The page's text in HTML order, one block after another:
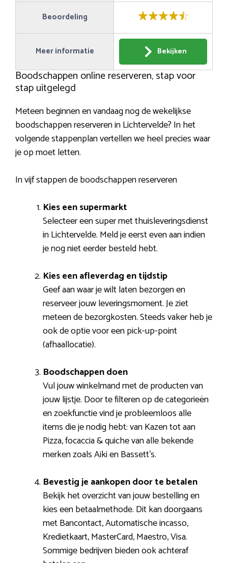
Beoordeling
Meer informatie Bekijken
Boodschappen online reserveren, stap voor
stap uitgelegd
Meteen beginnen en vandaag nog de wekelijkse
boodschappen reserveren in Lichtervelde? In het
volgende stappenplan vertellen we heel precies waar
je op moet letten.
In vijf stappen de boodschappen reserveren
Kies een supermarkt
Selecteer een super met thuisleveringsdienst
in Lichtervelde. Meld je eerst even aan indien
je nog niet eerder besteld hebt.
Kies een afleverdag en tijdstip
Geef aan waar je wilt laten bezorgen en
reserveer jouw leveringsmoment. Je ziet
meteen de bezorgkosten. Steeds vaker heb je
ook de optie voor een pick-up-point
(afhaallocatie).
Boodschappen doen
Vul jouw winkelmand met de producten van
jouw lijstje. Door te filteren op de categorieën
en zoekfunctie vind je probleemloos alle
items die je nodig hebt: van Kazen tot aan
Pizza, focaccia & quiche van alle bekende
merken zoals Aiki en Bassett’s.
Bevestig je aankopen door te betalen
Bekijk het overzicht van jouw bestelling en
kies een betaalmethode. Dit kan doorgaans
met Bancontact, Automatische incasso,
Kredietkaart, MasterCard, Maestro, Visa.
Sommige bedrijven bieden ook achteraf